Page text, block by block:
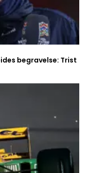
begravelse: Trist